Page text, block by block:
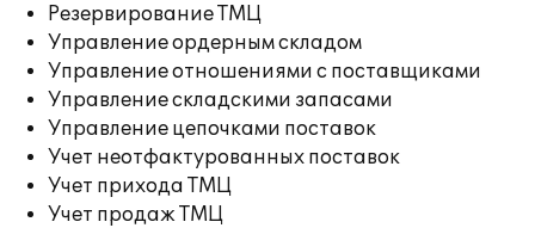
Резервирование ТМЦ
Управление ордерным складом
Управление отношениями с поставщиками
Управление складскими запасами
Управление цепочками поставок
Учет неотфактурованных поставок
Учет прихода ТМЦ
Учет продаж ТМЦ